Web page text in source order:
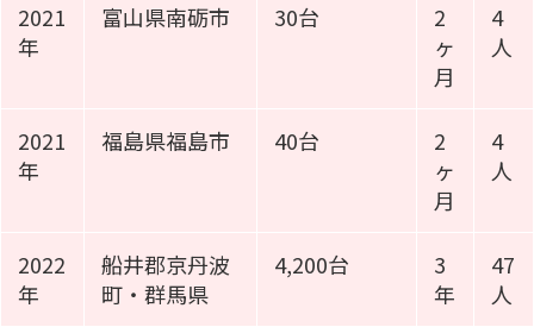
2021
年
富山県南砺市 30台
2
ヶ
月
4
人
2021
年
福島県福島市 40台
2
ヶ
月
4
人
2022
年
船井郡京丹波
町・群馬県
4,200台
3
年
47
人